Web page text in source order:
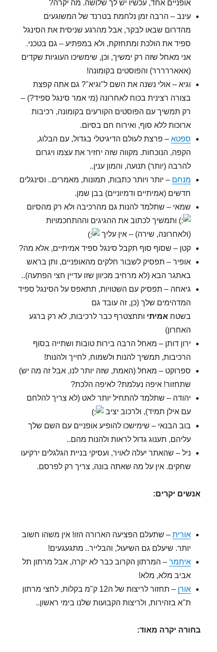
אופניים אחד, עכשיו יש לך שלושה. מה יקרה?
עינב – הרבה זמן נלחמת בטרנד של המשוגעים
מהדרום שבאו לבקר, אבל מהרגע שניסית את הסינגל
ספיד את הולכת ומתחזקת, ולא במפתיע – גם בטכני.
אני מאחל שזה רק ימשיך, וכן, שימשיכו העוגיות שקדים
(אאאררררר) והפוסטים בקומונה!
וגיא – אולי נשנה את השם ל"וגיא"? גם אתה קפצת
בצורה רצינית בכוח לאחרונה (מי אמר סינגל ספיד?) –
רק תמשיך עם הפוסטים הקורעים בקומונה, רכיבות
ארוכות ללא סוף, ואירוח חם בסיום.
ספטא – פרצת לעולם הדיגיטלי בגדול, עם הבלוג,
הקפה, הנוכחות. מקווה שזה יחזיר את עצמו ויגרום
להרבה (יותר) תנועה, והמון ענין..
מנחם – יותר ויותר כתבות, תמונות, מאמרים.. וסינגלים
חדשים (אמיתיים ודמיוניים) בבן שמן.
שמאי – שתלמד להנות גם מהרכיבה ולא רק מהסיום
ותמשיך לכתוב את ההגיגים וההתחכמויות
(ולאחרונה, שירה) – אין עליך
קטן – שסוף סוף תקבל סינגל ספיד אמיתיים, אלא מה?
אופיר – תפסיק לשבור חלקים מהאופניים, ותן בראש
באתגר הבא (לא מרחיב מכיוון שזו עדיין חצי הפתעה)..
גיאחה – תפסיק עם השטויות, תתאפס על הסינגל ספיד
המדהימים שלך (כן, זה עובד גם
בשטח אמיתי ותתצטרף כבר לרכיבות, לא רק ברגע
האחרון)
ירון דותן – מאחל הרבה בירות טובות ושתייה בסוף
הרכיבות, תמשיך להנות ולשמוח, לחייך ולהנות!
ספרוקט – מאחל (האמת, שזה יותר לנו, אבל זה מה יש)
שתחזור! איפה נעלמת? לאיפה הלכת?
יהודה – שתלמד להתחיל יותר לאט (לא צריך להלחם
עם אילן תמיד), ולרכוב יציב
בוב הבנאי – שימישכו להופיע אופניים עם השם שלך
עליהם, תענוג גדול לראות ולהנות מהם..
ניל – שהאתר יעלה לאויר, ועסיקי בניית הגלגלים ירקיעו
שחקים. אין על מה שאתה בונה, צריך רק לפרסם.
אנשים יקרים:
אורית – שתעלם הפציעה הארורה הזו! אין משהו חשוב
יותר. שיעלם גם השיעול, והבלייר.. מתגעגעים!
איתמר – המרתון הקרוב כבר לא יקרה, אבל מרתון תל
אביב מלא, מלא!
אורן
– תחזור לריצות של ה12 ק"מ בקלות, לחצי מרתון
ת"א בזהירות, ולריצות הקבועות שלנו בימי ראשון..
בחורה יקרה מאוד: